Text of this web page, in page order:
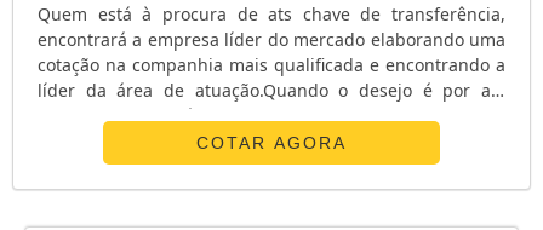
Quem está à procura de ats chave de transferência,
encontrará a empresa líder do mercado elaborando uma
cotação na companhia mais qualificada e encontrando a
líder da área de atuação.Quando o desejo é por ats
chave de transferência, com os profissionais da E. C. A.
Equipamentos Eletrônicos o cliente receberá
assertividade com pagamento acessível.UM POUCO MAIS
SOBRE ATS CHAVE DE TRANSFERÊNCIAA E. C. A.
COTAR AGORA